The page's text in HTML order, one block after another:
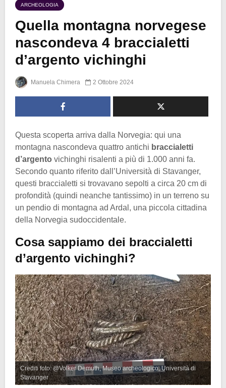
ARCHEOLOGIA
Quella montagna norvegese
nascondeva 4 braccialetti
d’argento vichinghi
Manuela Chimera 2 Ottobre 2024
Questa scoperta arriva dalla Norvegia: qui una
montagna nascondeva quattro antichi braccialetti
d’argento vichinghi risalenti a più di 1.000 anni fa.
Secondo quanto riferito dall’Università di Stavanger,
questi braccialetti si trovavano sepolti a circa 20 cm di
profondità (quindi neanche tantissimo) in un terreno su
un pendio di montagna ad Ardal, una piccola cittadina
della Norvegia sudoccidentale.
Cosa sappiamo dei braccialetti
d’argento vichinghi?
Crediti foto: @Volker Demuth, Museo archeologico, Università di
Stavanger